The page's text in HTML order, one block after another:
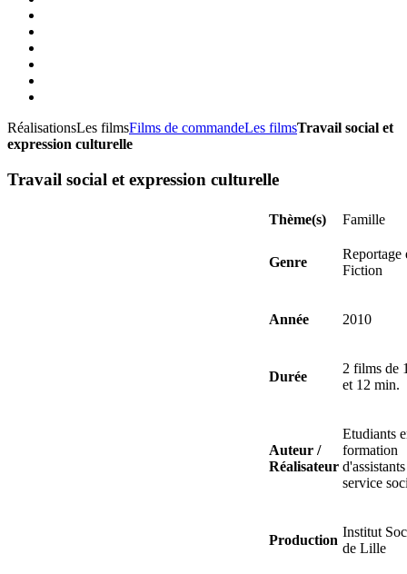
RéalisationsLes filmsFilms de commandeLes filmsTravail social et
expression culturelle
Travail social et expression culturelle
Thème(s) Famille
Genre
Reportage
Fiction
Année 2010
Durée
2 films de
et 12 min.
Auteur /
Réalisateur
Etudiants
formation
service
Production
Institut
de Lille